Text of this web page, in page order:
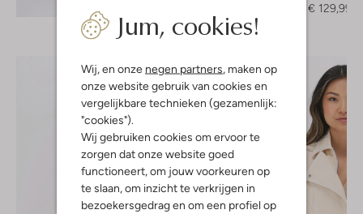
Jum, cookies!
Wij, en onze negen partners, maken op
onze website gebruik van cookies en
vergelijkbare technieken (gezamenlijk:
"cookies").
Wij gebruiken cookies om ervoor te
zorgen dat onze website goed
functioneert, om jouw voorkeuren op
te slaan, om inzicht te verkrijgen in
bezoekersgedrag en om een profiel op
€ 129,99